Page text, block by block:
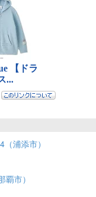
浦添市）
市）